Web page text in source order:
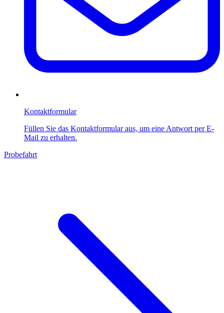
Kontaktformular
Füllen Sie das Kontaktformular aus, um eine Antwort per E-
Mail zu erhalten.
Probefahrt